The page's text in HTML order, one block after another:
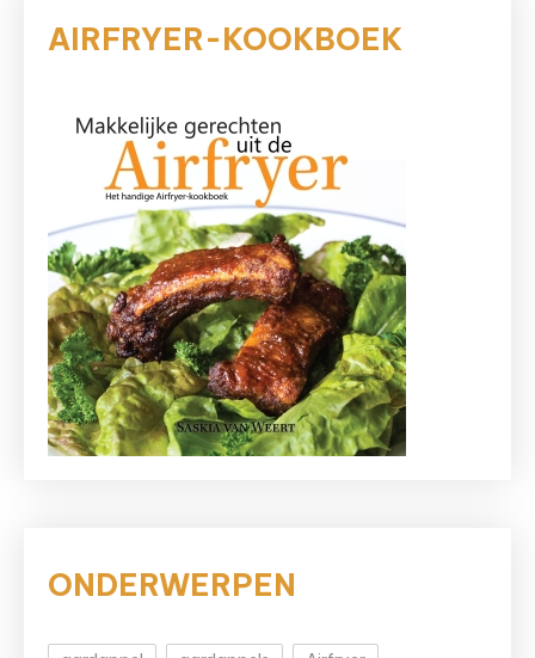
AIRFRYER-KOOKBOEK
ONDERWERPEN